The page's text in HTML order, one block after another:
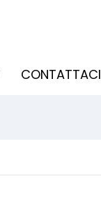
CONTATTACI